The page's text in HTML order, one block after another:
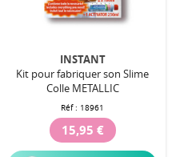
INSTANT
Kit pour fabriquer son Slime
Colle METALLIC
Réf : 18961
15,95 €